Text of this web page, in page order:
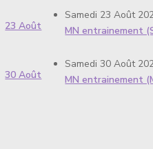
23 Août
Samedi 23 Août
MN entrainement
30 Août
Samedi 30 Août
MN entrainement